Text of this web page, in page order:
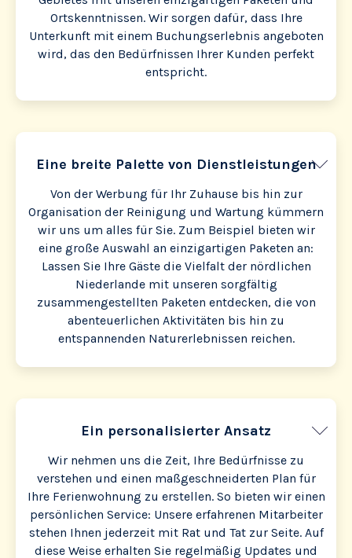
Ortskenntnissen. Wir sorgen dafür, dass Ihre
Unterkunft mit einem Buchungserlebnis angeboten
wird, das den Bedürfnissen Ihrer Kunden perfekt
entspricht.
Eine breite Palette von Dienstleistungen
Von der Werbung für Ihr Zuhause bis hin zur
Organisation der Reinigung und Wartung kümmern
wir uns um alles für Sie. Zum Beispiel bieten wir
eine große Auswahl an einzigartigen Paketen an:
Lassen Sie Ihre Gäste die Vielfalt der nördlichen
Niederlande mit unseren sorgfältig
zusammengestellten Paketen entdecken, die von
abenteuerlichen Aktivitäten bis hin zu
entspannenden Naturerlebnissen reichen.
Ein personalisierter Ansatz
Wir nehmen uns die Zeit, Ihre Bedürfnisse zu
verstehen und einen maßgeschneiderten Plan für
Ihre Ferienwohnung zu erstellen. So bieten wir einen
persönlichen Service: Unsere erfahrenen Mitarbeiter
stehen Ihnen jederzeit mit Rat und Tat zur Seite. Auf
diese Weise erhalten Sie regelmäßig Updates und